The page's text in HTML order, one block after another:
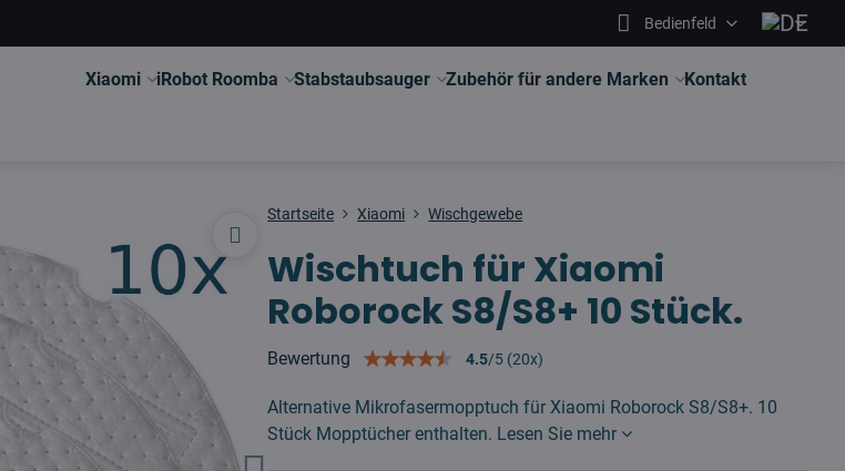
Bedienfeld
Xiaomi iRobot Roomba Stabstaubsauger Zubehör für andere Marken Kontakt
Startseite Xiaomi Wischgewebe
Wischtuch für Xiaomi
Roborock S8/S8+ 10 Stück.
Bewertung 4.5/5 (20x)
Alternative Mikrofasermopptuch für Xiaomi Roborock S8/S8+. 10
Stück Mopptücher enthalten. Lesen Sie mehr